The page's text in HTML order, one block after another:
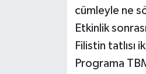
cümleyle ne
Etkinlik
Filistin tatlısı
Programa